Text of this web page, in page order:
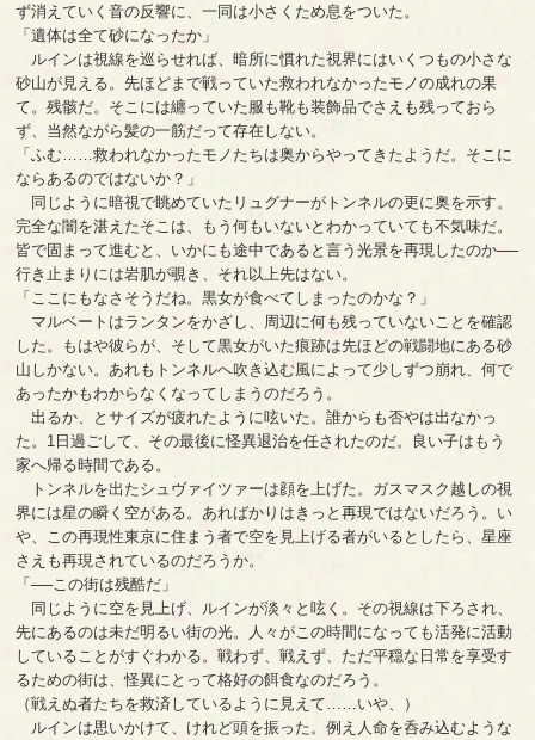
ず消えていく音の反響に、一同は小さくため息をついた。
「遺体は全て砂になったか」
ルインは視線を巡らせれば、暗所に慣れた視界にはいくつもの小さな
砂山が見える。先ほどまで戦っていた救われなかったモノの成れの果
て。残骸だ。そこには纏っていた服も靴も装飾品でさえも残っておら
ず、当然ながら髪の一筋だって存在しない。
「ふむ……救われなかったモノたちは奥からやってきたようだ。そこに
ならあるのではないか？」
同じように暗視で眺めていたリュグナーがトンネルの更に奥を示す。
完全な闇を湛えたそこは、もう何もいないとわかっていても不気味だ。
皆で固まって進むと、いかにも途中であると言う光景を再現したのか──
行き止まりには岩肌が覗き、それ以上先はない。
「ここにもなさそうだね。黒女が食べてしまったのかな？」
マルベートはランタンをかざし、周辺に何も残っていないことを確認
した。もはや彼らが、そして黒女がいた痕跡は先ほどの戦闘地にある砂
山しかない。あれもトンネルへ吹き込む風によって少しずつ崩れ、何で
あったかもわからなくなってしまうのだろう。
出るか、とサイズが疲れたように呟いた。誰からも否やは出なかっ
た。1日過ごして、その最後に怪異退治を任されたのだ。良い子はもう
家へ帰る時間である。
トンネルを出たシュヴァイツァーは顔を上げた。ガスマスク越しの視
界には星の瞬く空がある。あればかりはきっと再現ではないだろう。い
や、この再現性東京に住まう者で空を見上げる者がいるとしたら、星座
さえも再現されているのだろうか。
「──この街は残酷だ」
同じように空を見上げ、ルインが淡々と呟く。その視線は下ろされ、
先にあるのは未だ明るい街の光。人々がこの時間になっても活発に活動
していることがすぐわかる。戦わず、戦えず、ただ平穏な日常を享受す
るための街は、怪異にとって格好の餌食なのだろう。
（戦えぬ者たちを救済しているように見えて……いや、）
ルインは思いかけて、けれど頭を振った。例え人命を呑み込むような